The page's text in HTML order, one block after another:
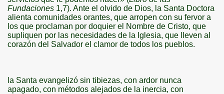
Fundaciones 1,7). Ante el olvido de Dios, la Santa Doctora
alienta comunidades orantes, que arropen con su fervor a
los que proclaman por doquier el Nombre de Cristo, que
supliquen por las necesidades de la Iglesia, que lleven al
corazón del Salvador el clamor de todos los pueblos.
la Santa evangelizó sin tibiezas, con ardor nunca
apagado, con métodos alejados de la inercia, con